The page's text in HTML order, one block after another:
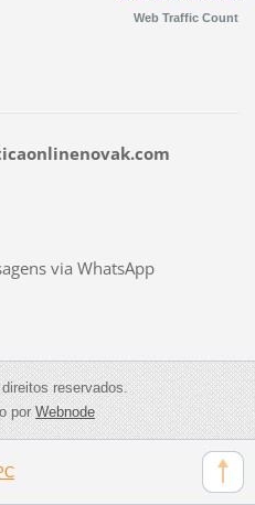
Web Traffic Count
via WhatsApp
reservados.
porWebnode